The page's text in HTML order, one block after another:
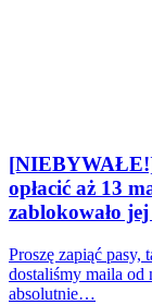
[NIEBYWAŁE!]
opłacić aż 13
zablokowało
Proszę zapiąć pasy,
dostaliśmy maila od
absolutnie…